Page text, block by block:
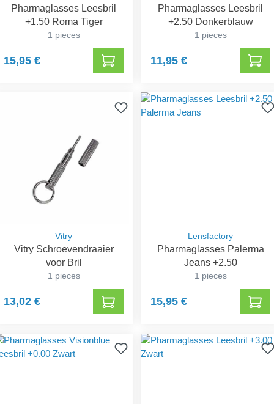
Pharmaglasses Leesbril
+1.50 Roma Tiger
1 pieces
15,95 €
Pharmaglasses Leesbril
+2.50 Donkerblauw
1 pieces
11,95 €
Vitry
Vitry Schroevendraaier
voor Bril
1 pieces
13,02 €
Lensfactory
Pharmaglasses Palerma
Jeans +2.50
1 pieces
15,95 €